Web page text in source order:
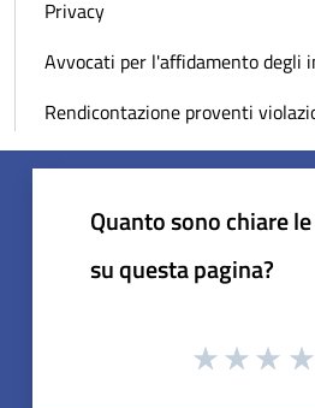
Privacy
Avvocati per l'affidamento degli
Rendicontazione proventi
Quanto sono chiare
su questa pagina?